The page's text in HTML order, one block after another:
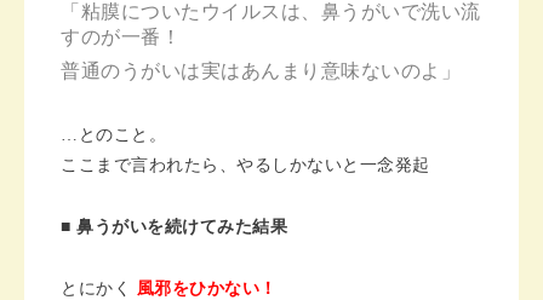
「粘膜についたウイルスは、鼻うがいで洗い流
すのが一番！
普通のうがいは実はあんまり意味ないのよ」
…とのこと。
ここまで言われたら、やるしかないと一念発起
■ 鼻うがいを続けてみた結果
とにかく
風邪をひかない！